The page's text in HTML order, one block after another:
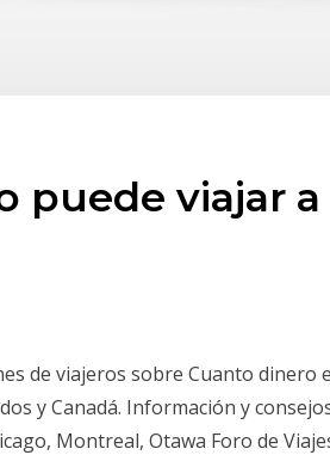
puede viajar
de viajeros sobre Cuanto dinero
y Canadá. Información y
Montreal, Otawa Foro de